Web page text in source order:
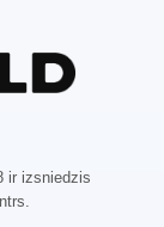
ir izsniedzis